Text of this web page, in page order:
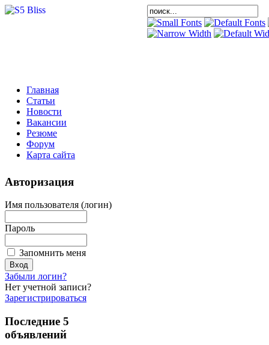
Главная
Статьи
Новости
Вакансии
Резюме
Форум
Карта сайта
Авторизация
Имя пользователя (логин)
Пароль
Запомнить меня
Забыли логин?
Нет учетной записи?
Зарегистрироваться
Последние 5
объявлений